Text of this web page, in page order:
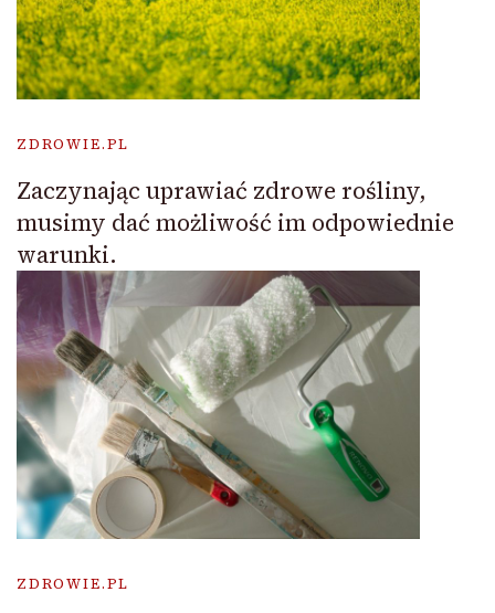
ZDROWIE.PL
Zaczynając uprawiać zdrowe rośliny,
musimy dać możliwość im odpowiednie
warunki.
ZDROWIE.PL